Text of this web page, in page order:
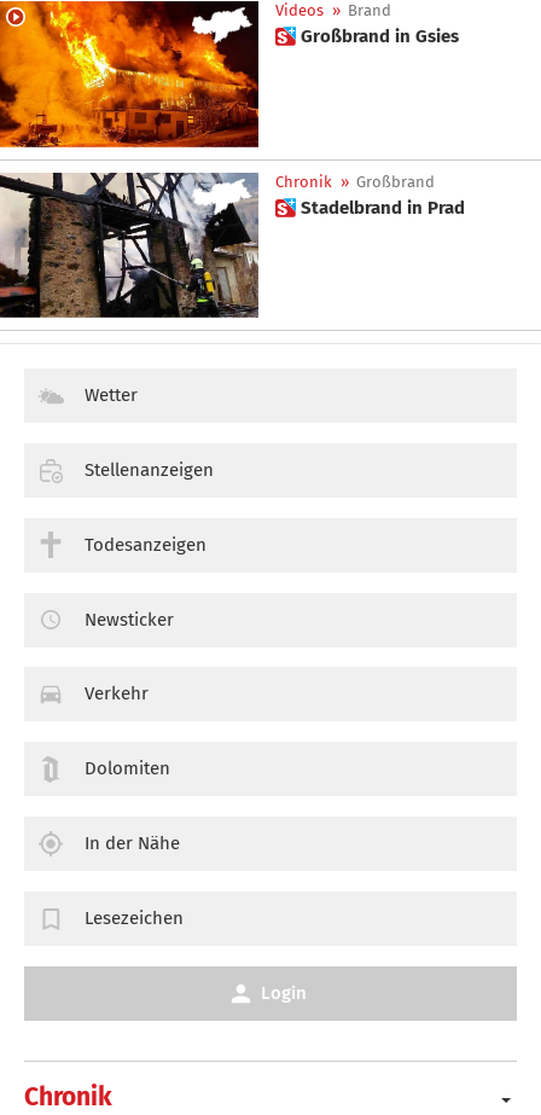
Videos » Brand
 Großbrand in Gsies
Chronik » Großbrand
 Stadelbrand in Prad
Chronik
Wetter
Stellenanzeigen
Todesanzeigen
Newsticker
Verkehr
Dolomiten
In der Nähe
Lesezeichen
Login